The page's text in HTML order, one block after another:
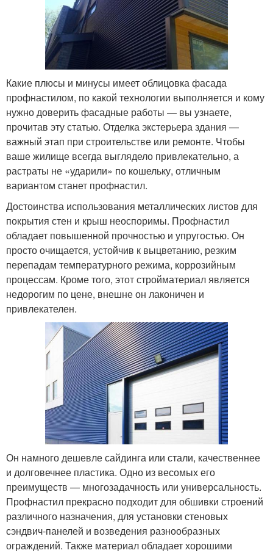
Какие плюсы и минусы имеет облицовка фасада
профнастилом, по какой технологии выполняется и кому
нужно доверить фасадные работы — вы узнаете,
прочитав эту статью. Отделка экстерьера здания —
важный этап при строительстве или ремонте. Чтобы
ваше жилище всегда выглядело привлекательно, а
растраты не «ударили» по кошельку, отличным
вариантом станет профнастил.
Достоинства использования металлических листов для
покрытия стен и крыш неоспоримы. Профнастил
обладает повышенной прочностью и упругостью. Он
просто очищается, устойчив к выцветанию, резким
перепадам температурного режима, коррозийным
процессам. Кроме того, этот стройматериал является
недорогим по цене, внешне он лаконичен и
привлекателен.
Он намного дешевле сайдинга или стали, качественнее
и долговечнее пластика. Одно из весомых его
преимуществ — многозадачность или универсальность.
Профнастил прекрасно подходит для обшивки строений
различного назначения, для установки стеновых
сэндвич-панелей и возведения разнообразных
ограждений. Также материал обладает хорошими